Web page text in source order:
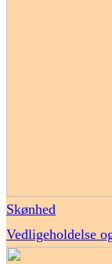
Skønhed
Vedligeholdelse